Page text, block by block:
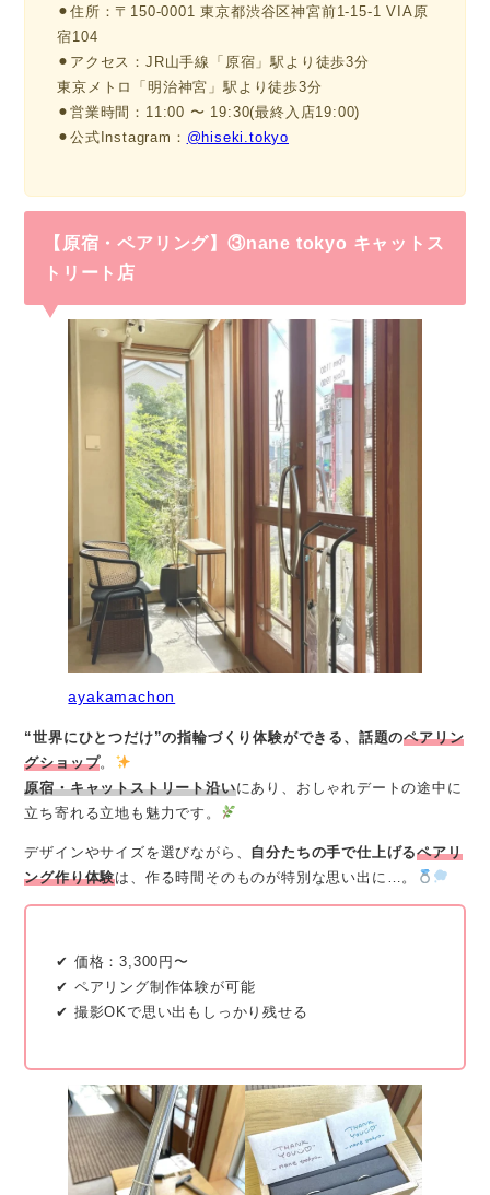
⚫︎住所：〒150-0001 東京都渋谷区神宮前1-15-1 VIA原
宿104
⚫︎アクセス：JR山手線「原宿」駅より徒歩3分
東京メトロ「明治神宮」駅より徒歩3分
⚫︎営業時間：11:00 〜 19:30(最終入店19:00)
⚫︎公式Instagram： @hiseki.tokyo
【原宿・ペアリング】③nane tokyo キャットス
トリート店
ayakamachon
“世界にひとつだけ”の指輪づくり体験ができる、話題のペアリン
グショップ。
原宿・キャットストリート沿いにあり、おしゃれデートの途中に
立ち寄れる立地も魅力です。
デザインやサイズを選びながら、 自分たちの手で仕上げるペアリ
ング作り体験は、作る時間そのものが特別な思い出に…。
✔ 価格：3,300円〜
✔ ペアリング制作体験が可能
✔ 撮影OKで思い出もしっかり残せる